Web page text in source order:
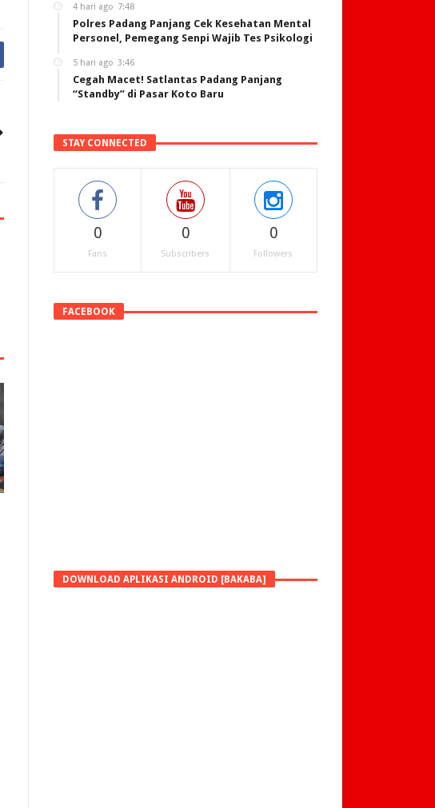
4 hari ago 7:48
Polres Padang Panjang Cek Kesehatan Mental
Personel, Pemegang Senpi Wajib Tes Psikologi
5 hari ago 3:46
Cegah Macet! Satlantas Padang Panjang
“Standby” di Pasar Koto Baru
STAY CONNECTED
0
Fans
0
Subscribers
0
Followers
FACEBOOK
DOWNLOAD APLIKASI ANDROID [BAKABA]